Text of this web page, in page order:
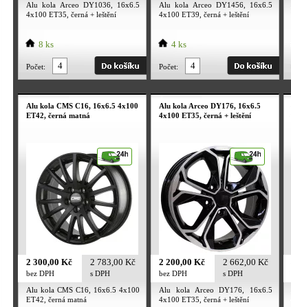
Alu kola Arceo DY1036, 16x6.5
4x100 ET35, černá + leštění
8 ks
Počet:
Alu kola Arceo DY1456, 16x6.5
4x100 ET39, černá + leštění
4 ks
Počet:
Alu kola CMS C16, 16x6.5 4x100
ET42, černá matná
2 300,00 Kč
bez DPH
2 783,00 Kč
s DPH
Alu kola CMS C16, 16x6.5 4x100
ET42, černá matná
Alu kola Arceo DY176, 16x6.5
4x100 ET35, černá + leštění
2 200,00 Kč
bez DPH
2 662,00 Kč
s DPH
Alu kola Arceo DY176, 16x6.5
4x100 ET35, černá + leštění